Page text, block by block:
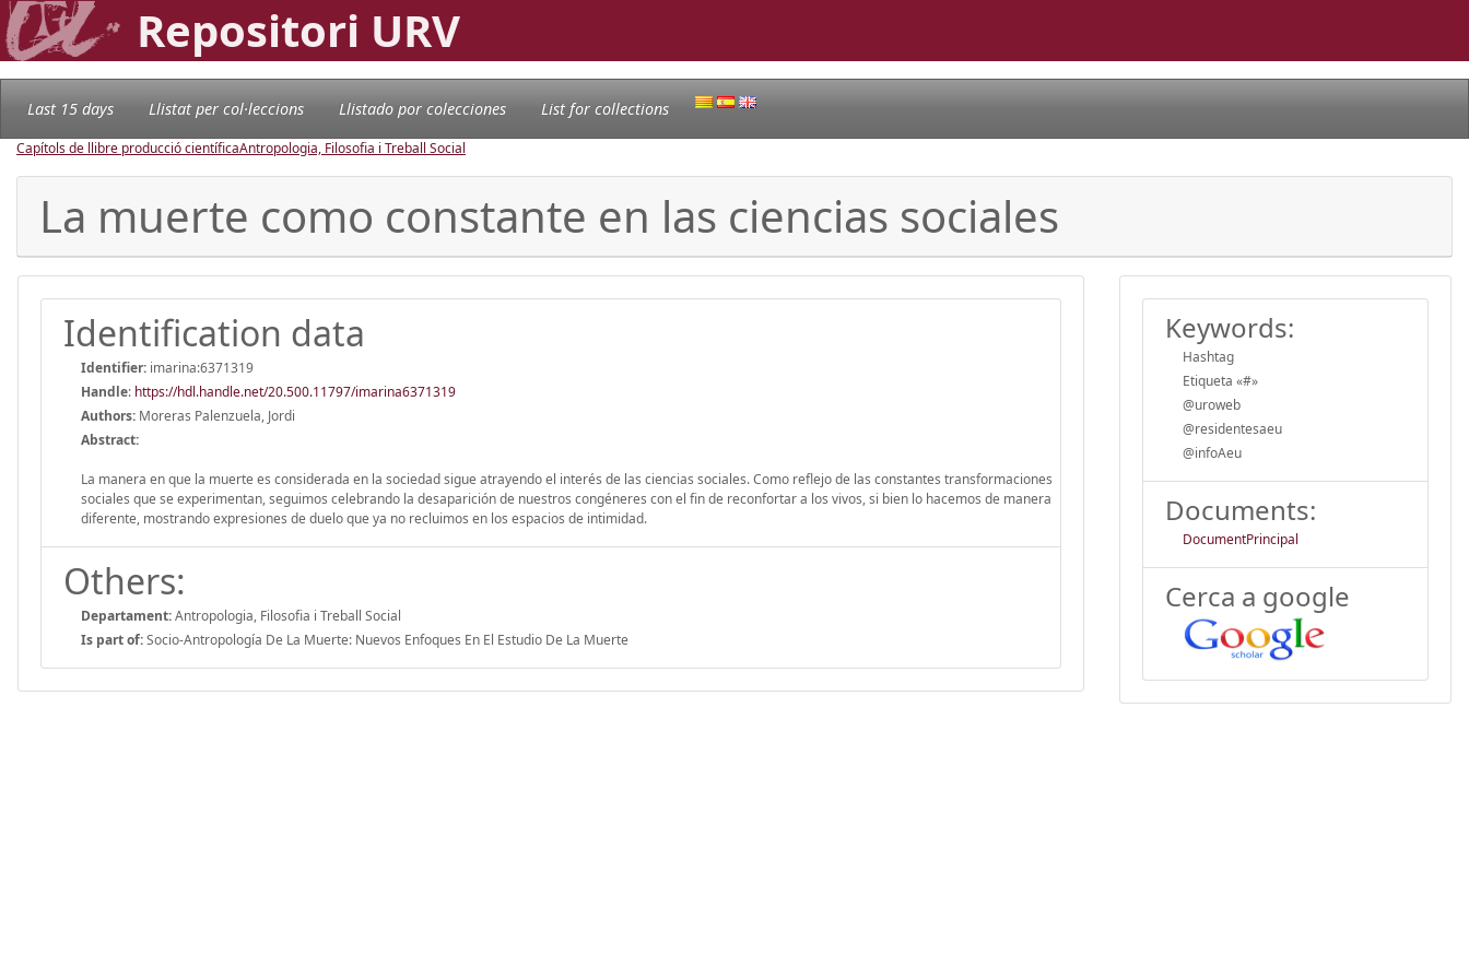
Repositori URV
Last 15 days Llistat per col·leccions Llistado por colecciones List for collections
Capítols de llibre producció científicaAntropologia, Filosofia i Treball Social
La muerte como constante en las ciencias sociales
Identification data
Identifier: imarina:6371319
Handle: https://hdl.handle.net/20.500.11797/imarina6371319
Authors: Moreras Palenzuela, Jordi
Abstract:
La manera en que la muerte es considerada en la sociedad sigue atrayendo el interés de las ciencias sociales. Como reflejo de las constantes transformaciones
sociales que se experimentan, seguimos celebrando la desaparición de nuestros congéneres con el fin de reconfortar a los vivos, si bien lo hacemos de manera
diferente, mostrando expresiones de duelo que ya no recluimos en los espacios de intimidad.
Others:
Departament:Antropologia, Filosofia i Treball Social
Is part of:Socio-Antropología De La Muerte: Nuevos Enfoques En El Estudio De La Muerte
Keywords:
Hashtag
Etiqueta «#»
@uroweb
@residentesaeu
@infoAeu
Documents:
DocumentPrincipal
Cerca a google